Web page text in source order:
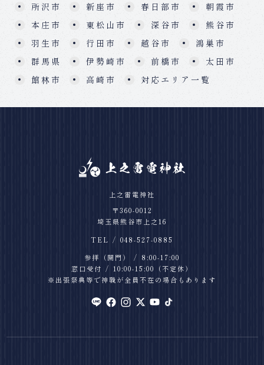
所沢市
新座市 春日部市
朝霞市
本庄市
東松山市 深谷市
熊谷市
羽生市
行田市 越谷市
鴻巣市
群馬県
伊勢崎市 前橋市
太田市
館林市
高崎市 対応エリア一覧
上之雷電神社
〒360-0012
埼玉県熊谷市上之16
TEL
048-527-0885
参拝（開門）
8:00-17:00
窓口受付
10:00-15:00 （不定休）
※出張祭典等で神職が全員不在の場合もあります